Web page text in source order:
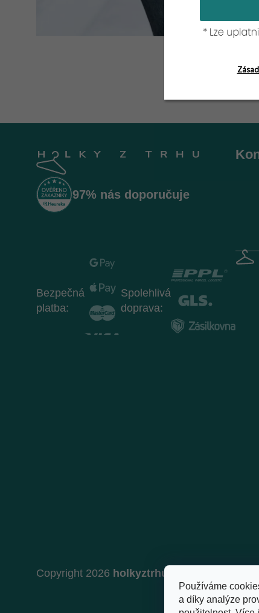
Používáme
a díky analýze
97% nás doporučuje
Bezpečná
platba:
Spolehlivá
doprava:
Copyright 2026 holkyztrhu.cz